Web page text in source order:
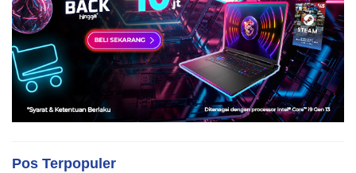
Pos Terpopuler